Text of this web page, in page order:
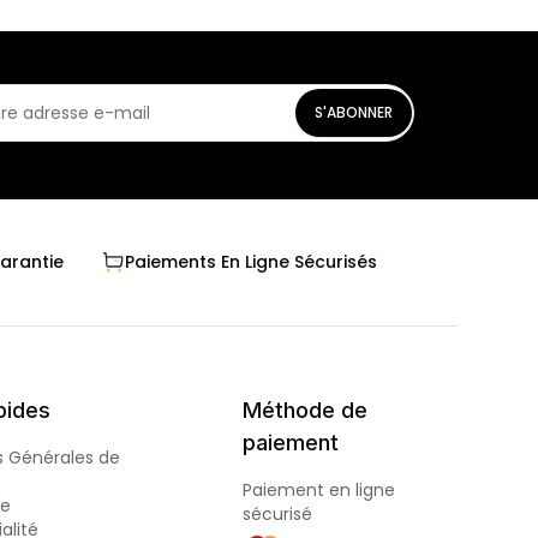
S'ABONNER
Paiements En Ligne Sécurisés
Générales de
Méthode de
paiement
Paiement en ligne
sécurisé